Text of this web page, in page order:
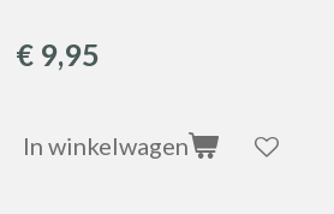
€ 9,95
In winkelwagen